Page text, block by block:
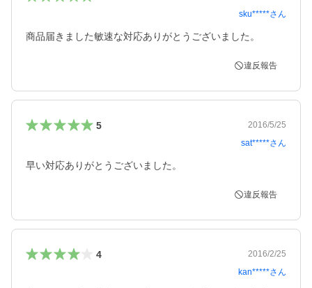
sku*****さん
商品届きました敏速な対応ありがとうございました。
違反報告
5
2016/5/25
sat*****さん
早い対応ありがとうございました。
違反報告
4
2016/2/25
kan*****さん